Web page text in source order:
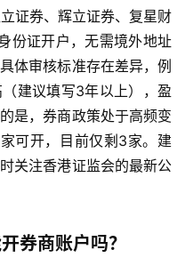
证券、辉立证券、复星财
份证开户，无需境外地址
体审核标准存在差异，例
建议填写3年以上），盈
是，券商政策处于高频变
可开，目前仅剩3家。建
关注香港证监会的最新公
券商账户吗？